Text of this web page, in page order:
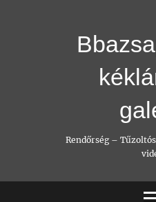
Rendőrség –